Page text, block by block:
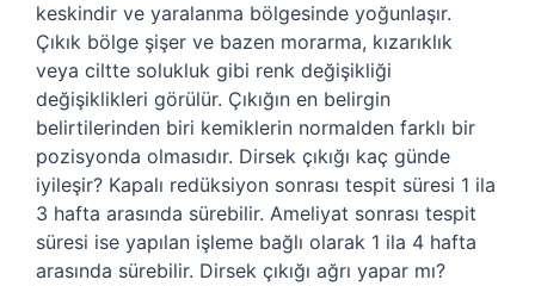
keskindir ve yaralanma bölgesinde yoğunlaşır.
Çıkık bölge şişer ve bazen morarma, kızarıklık
veya ciltte solukluk gibi renk değişikliği
değişiklikleri görülür. Çıkığın en belirgin
belirtilerinden biri kemiklerin normalden farklı bir
pozisyonda olmasıdır. Dirsek çıkığı kaç günde
iyileşir? Kapalı redüksiyon sonrası tespit süresi 1 ila
3 hafta arasında sürebilir. Ameliyat sonrası tespit
süresi ise yapılan işleme bağlı olarak 1 ila 4 hafta
arasında sürebilir. Dirsek çıkığı ağrı yapar mı?